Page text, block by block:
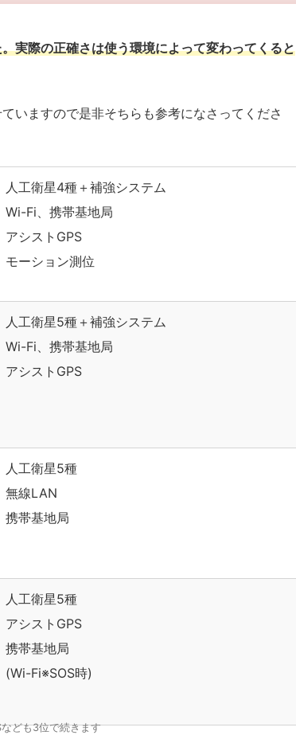
実際の正確さは使う環境によって変わってくると
いますので是非そちらも参考になさってくださ
人工衛星4種＋補強システム
Wi-Fi、携帯基地局
アシストGPS
モーション測位
人工衛星5種＋補強システム
Wi-Fi、携帯基地局
アシストGPS
人工衛星5種
無線LAN
携帯基地局
人工衛星5種
アシストGPS
携帯基地局
(Wi-Fi※SOS時)
ども3位で続きます